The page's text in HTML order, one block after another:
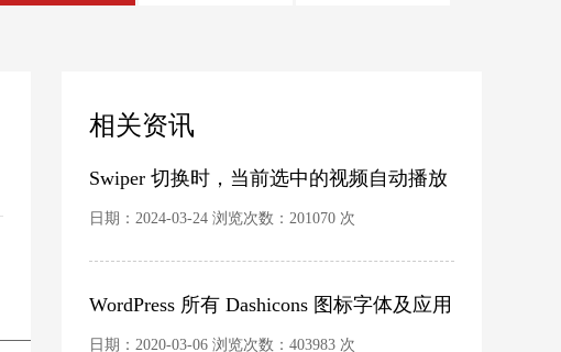
相关资讯
Swiper 切换时，当前选中的视频自动播放
日期：2024-03-24 浏览次数：201070 次
WordPress 所有 Dashicons 图标字体及应用
方法
日期：2020-03-06 浏览次数：403983 次